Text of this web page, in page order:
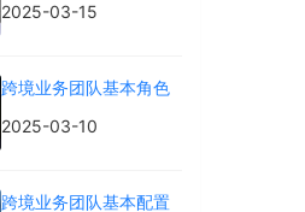
2025-03-15
跨境业务团队基本角色
2025-03-10
跨境业务团队基本配置